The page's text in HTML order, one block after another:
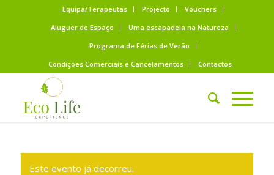
Equipa/Terapeutas Projecto
Vouchers
Aluguer de Espaço
Uma escapadela na Natureza
Programa de Férias de Verão
Condições Comerciais e Cancelamentos
Contactos
Este evento já decorreu.